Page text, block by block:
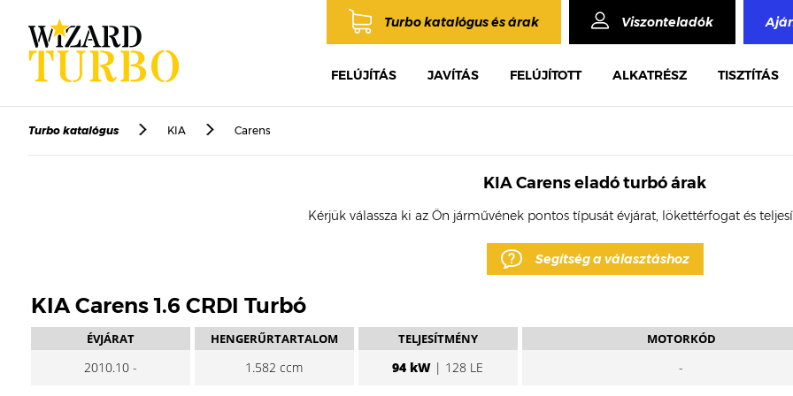
Turbo katalógus és árak Viszonteladók
FELÚJÍTÁS JAVÍTÁS FELÚJÍTOTT ALKATRÉSZ TISZTÍTÁS
Turbo katalógus KIA Carens
KIA Carens eladó turbó árak
Kérjük válassza ki az Ön járművének pontos típusát évjárat, lökettérfogat és
Segítség a választáshoz
KIA Carens 1.6 CRDI Turbó
ÉVJÁRAT
2010.10 -
HENGERŰRTARTALOM
1.582 ccm
TELJESÍTMÉNY
94 kW | 128 LE
MOTORKÓD
-